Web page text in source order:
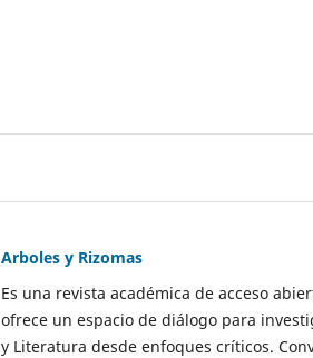
Arboles y Rizomas
Es una revista académica de acceso
ofrece un espacio de diálogo para
y Literatura desde enfoques críticos.